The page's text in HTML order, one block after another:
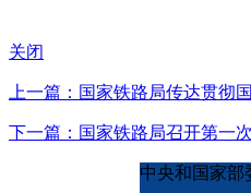
关闭
上一篇：国家铁路局传达贯彻
下一篇：国家铁路局召开第一
中央和国家部